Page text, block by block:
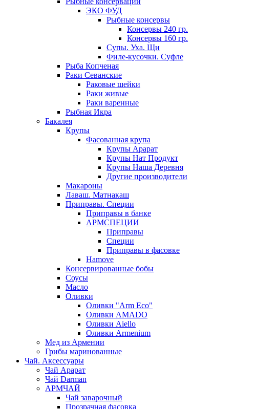
ЭКО ФУД
Рыбные консервы
Консервы 240 гр.
Консервы 160 гр.
Супы. Уха. Щи
Филе-кусочки. Суфле
Рыба Копченая
Раки Севанские
Раковые шейки
Раки живые
Раки варенные
Рыбная Икра
Бакалея
Крупы
Фасованная крупа
Крупы Арарат
Крупы Нат Продукт
Крупы Наша Деревня
Другие производители
Макароны
Лаваш. Матнакаш
Приправы. Специи
Приправы в банке
АРМСПЕЦИИ
Приправы
Специи
Приправы в фасовке
Hamove
Консервированные бобы
Соусы
Масло
Оливки
Оливки "Arm Eco"
Оливки AMADO
Оливки Aiello
Оливки Armenium
Мед из Армении
Грибы маринованные
Чай. Аксессуары
Чай Арарат
Чай Darman
АРМЧАЙ
Чай заварочный
Прозрачная фасовка